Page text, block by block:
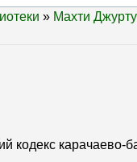
» Махти
кодекс карачаево-